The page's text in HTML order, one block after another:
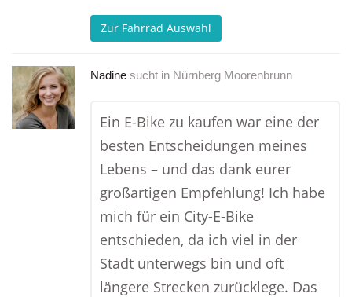
Zur Fahrrad Auswahl
Nadine sucht in Nürnberg Moorenbrunn
Ein E-Bike zu kaufen war eine der
besten Entscheidungen meines
Lebens – und das dank eurer
großartigen Empfehlung! Ich habe
mich für ein City-E-Bike
entschieden, da ich viel in der
Stadt unterwegs bin und oft
längere Strecken zurücklege. Das